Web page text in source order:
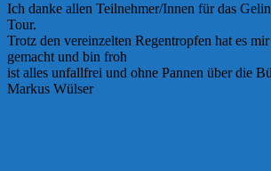
Ich danke allen Teilnehmer/Innen für das
Tour.
Trotz den vereinzelten Regentropfen hat es
gemacht und bin froh
ist alles unfallfrei und ohne Pannen über die
Markus Wülser